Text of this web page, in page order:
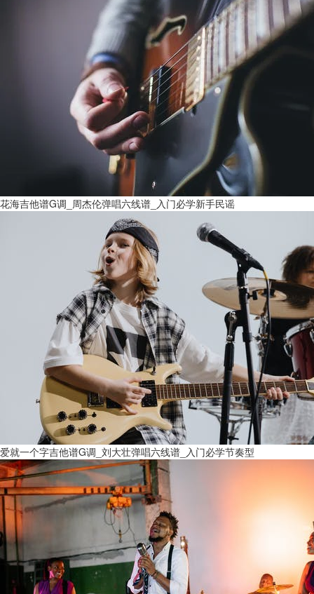
花海吉他谱G调_周杰伦弹唱六线谱_入门必学新手民谣
爱就一个字吉他谱G调_刘大壮弹唱六线谱_入门必学节奏型